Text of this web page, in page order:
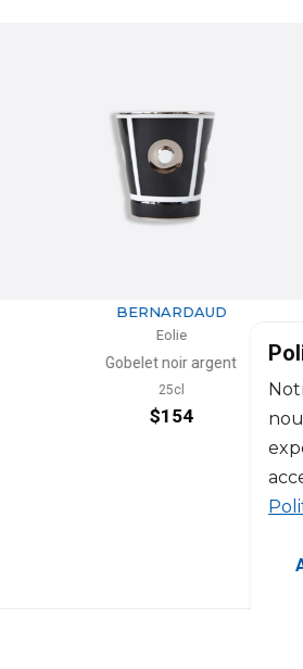
BERNARDAUD
Eolie
Gobelet garance
$154